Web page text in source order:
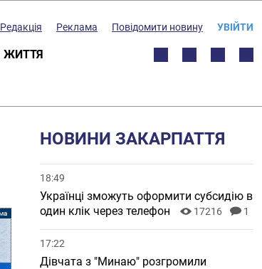
Редакція Реклама Повідомити новину УВІЙТИ
ЖИТТЯ
НОВИНИ ЗАКАРПАТТЯ
18:49
Українці зможуть оформити субсидію в
один клік через телефон
17216 1
17:22
Дівчата з "Минаю" розгромили